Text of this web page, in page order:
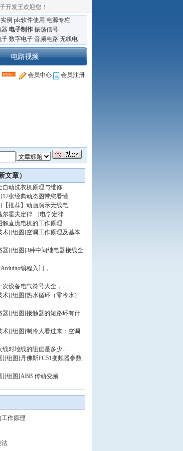
开发王欢迎您！ .
例 plc软件使用 电源专栏
器 电子制作 振荡信号
子 数字电子 音频电路 无线电
电路视频
会员中心 会员注册
文章）
自动洗衣机原理与维修…
17张经典动态图带您看懂…
【推荐】动画演示无线电…
尔霍夫定律 （电学定律…
解直流电机的工作原理
术][组图]空调工作原理及基本
器][组图]3种中间继电器接线全
Arduino编程入门，
次设备电气符号大全，…
术][组图]热水循环（零冷水）
器][组图]接触器的短路环有什
术][组图]制冷人看过来：空调
线对地线的阻值是多少…
][组图]丹佛斯FC51变频器参数
][组图]ABB 传动变频
工作原理
法